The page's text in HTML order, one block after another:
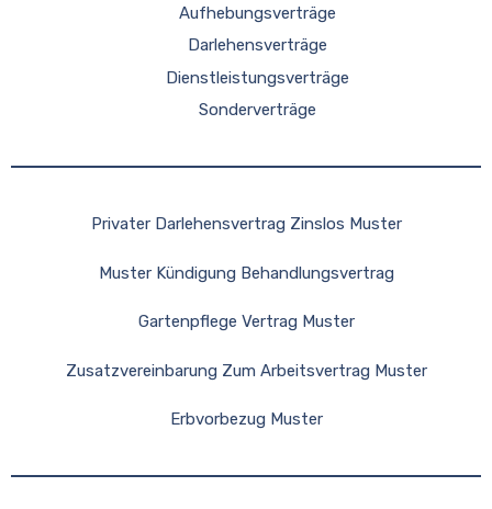
Aufhebungsverträge
Darlehensverträge
Dienstleistungsverträge
Sonderverträge
Privater Darlehensvertrag Zinslos Muster
Muster Kündigung Behandlungsvertrag
Gartenpflege Vertrag Muster
Zusatzvereinbarung Zum Arbeitsvertrag Muster
Erbvorbezug Muster